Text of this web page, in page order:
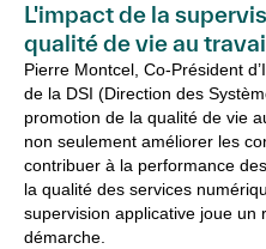
L'impact de la
qualité de vie au
Pierre Montcel, Co-Président
de la DSI (Direction des
promotion de la qualité de vie
non seulement améliorer les
contribuer à la performance
la qualité des services
supervision applicative joue un
démarche.